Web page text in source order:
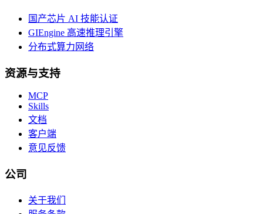
国产芯片 AI 技能认证
GIEngine 高速推理引擎
分布式算力网络
资源与支持
MCP
Skills
文档
客户端
意见反馈
公司
关于我们